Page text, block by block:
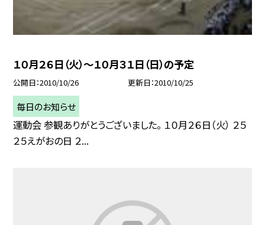
１０月２６日（火）〜１０月３１日（日）の予定
公開日 2010/10/26 更新日 2010/10/25
毎日のお知らせ
運動会 参観ありがとうございました。 １０月２６日（火） ２５
２５えがおの日 ２...